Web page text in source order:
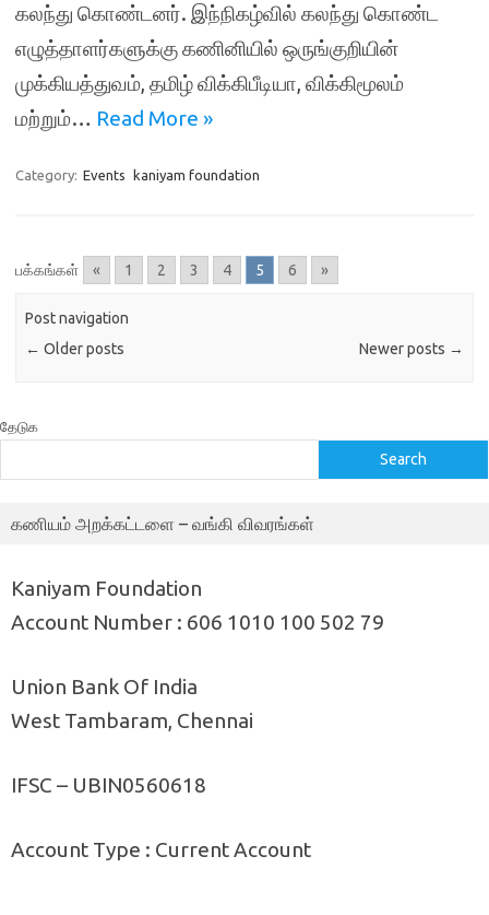
கலந்து கொண்டனர். இந்நிகழ்வில் கலந்து கொண்ட
எழுத்தாளர்களுக்கு கணினியில் ஒருங்குறியின்
முக்கியத்துவம், தமிழ் விக்கிபீடியா, விக்கிமூலம்
மற்றும்… Read More »
Category: Events kaniyam foundation
பக்கங்கள் « 1 2 3 4 5 6 »
Post navigation
← Older posts Newer posts →
தேடுக
Search
கணியம் அறக்கட்டளை – வங்கி விவரங்கள்
Kaniyam Foundation
Account Number : 606 1010 100 502 79
Union Bank Of India
West Tambaram, Chennai
IFSC – UBIN0560618
Account Type : Current Account